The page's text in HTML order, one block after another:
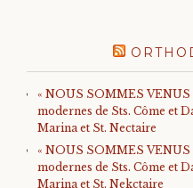
« NOUS SOMMES
modernes de Sts. Côme et
Marina et St. Nectaire
« NOUS SOMMES
modernes de Sts. Côme et
Marina et St. Nekctaire